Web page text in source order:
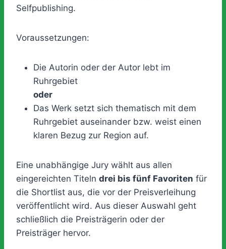
Selfpublishing.
Voraussetzungen:
Die Autorin oder der Autor lebt im
Ruhrgebiet
oder
Das Werk setzt sich thematisch mit dem
Ruhrgebiet auseinander bzw. weist einen
klaren Bezug zur Region auf.
Eine unabhängige Jury wählt aus allen
eingereichten Titeln drei bis fünf Favoriten für
die Shortlist aus, die vor der Preisverleihung
veröffentlicht wird. Aus dieser Auswahl geht
schließlich die Preisträgerin oder der
Preisträger hervor.